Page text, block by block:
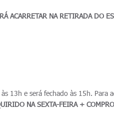
ACARRETAR NA RETIRADA DO
13h e será fechado às 15h. Para
NA SEXTA-FEIRA +